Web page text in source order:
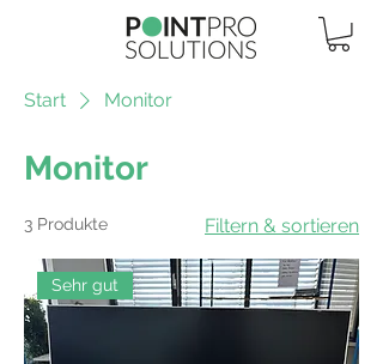
Start Monitor
Monitor
3 Produkte Filtern & sortieren
Sehr gut